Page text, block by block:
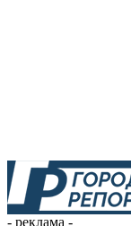
- реклама -